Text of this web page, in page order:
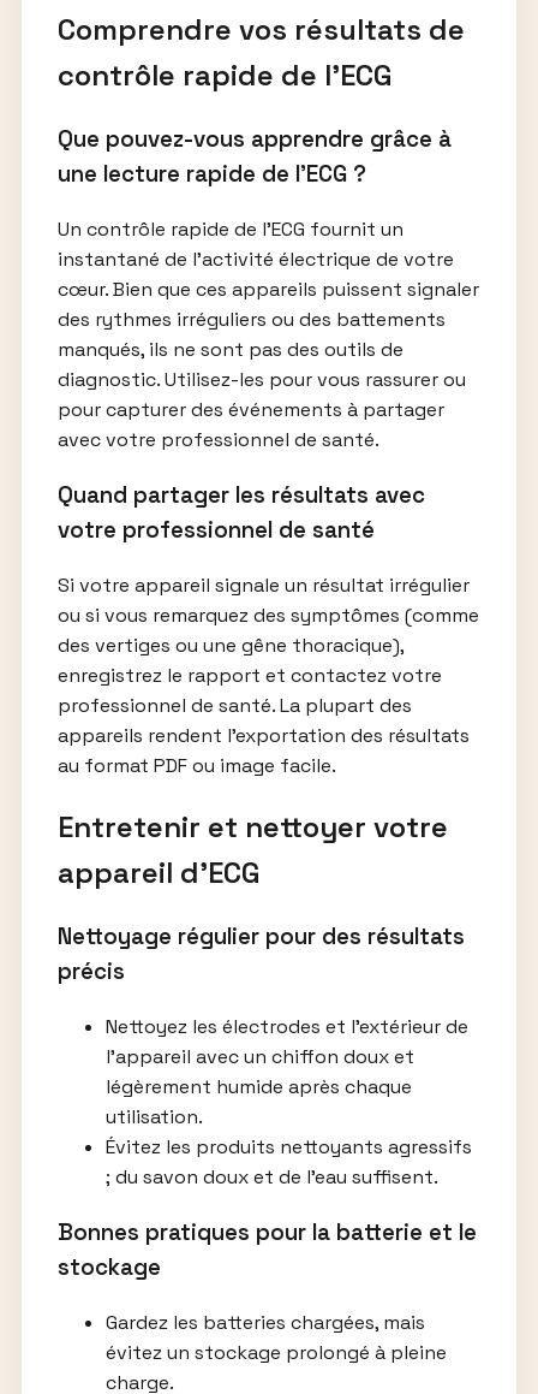
Comprendre vos résultats de
contrôle rapide de l’ECG
Que pouvez-vous apprendre grâce à
une lecture rapide de l’ECG ?
Un contrôle rapide de l’ECG fournit un
instantané de l’activité électrique de votre
cœur. Bien que ces appareils puissent signaler
des rythmes irréguliers ou des battements
manqués, ils ne sont pas des outils de
diagnostic. Utilisez-les pour vous rassurer ou
pour capturer des événements à partager
avec votre professionnel de santé.
Quand partager les résultats avec
votre professionnel de santé
Si votre appareil signale un résultat irrégulier
ou si vous remarquez des symptômes (comme
des vertiges ou une gêne thoracique),
enregistrez le rapport et contactez votre
professionnel de santé. La plupart des
appareils rendent l’exportation des résultats
au format PDF ou image facile.
Entretenir et nettoyer votre
appareil d’ECG
Nettoyage régulier pour des résultats
précis
Nettoyez les électrodes et l’extérieur de
l’appareil avec un chiffon doux et
légèrement humide après chaque
utilisation.
Évitez les produits nettoyants agressifs
; du savon doux et de l’eau suffisent.
Bonnes pratiques pour la batterie et le
stockage
Gardez les batteries chargées, mais
évitez un stockage prolongé à pleine
charge.